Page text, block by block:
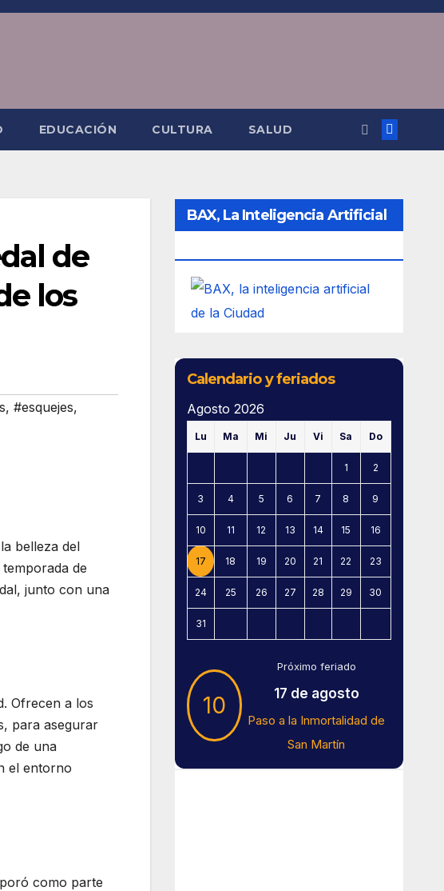
EDUCACIÓN CULTURA SALUD
de
los
, #esquejes,
belleza del
de
junto con una
Ofrecen a los
para asegurar
de una
el entorno
como parte
BAX, La Inteligencia Artificial
Calendario y feriados
Agosto 2026
Lu Ma Mi Ju Vi Sa Do
1 2
3 4 5 6 7 8 9
10 11 12 13 14 15 16
17 18 19 20 21 22 23
24 25 26 27 28 29 30
31
10
Próximo feriado
17 de agosto
Paso a la Inmortalidad de
San Martín